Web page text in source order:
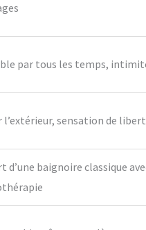
par tous les temps,
l’extérieur, sensation de
d’une baignoire classique